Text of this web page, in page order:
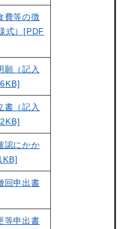
費等の徴
式）[PDF
（記入
（記入
認にかか
回申出書
等申出書